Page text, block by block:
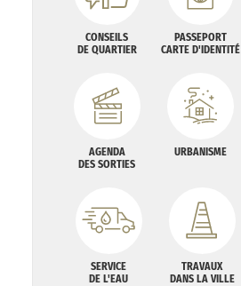
CONSEILS
DE QUARTIER
PASSEPORT
CARTE D'IDENTITÉ
AGENDA
DES SORTIES
URBANISME
SERVICE
DE L'EAU
TRAVAUX
DANS LA VILLE